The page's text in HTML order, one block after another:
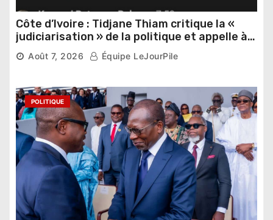
Côte d’Ivoire : Tidjane Thiam critique la «
judiciarisation » de la politique et appelle à
poursuivre l’apaisement
Août 7, 2026 Équipe LeJourPile
POLITIQUE